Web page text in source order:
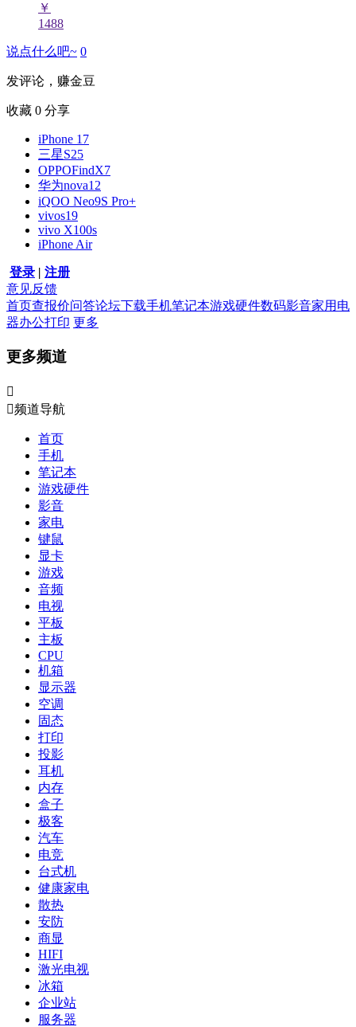
￥
1488
说点什么吧~ 0
发评论，赚金豆
收藏 0 分享
iPhone 17
三星S25
OPPOFindX7
华为nova12
iQOO Neo9S Pro+
vivos19
vivo X100s
iPhone Air
登录 | 注册
意见反馈
首页查报价问答论坛下载手机笔记本游戏硬件数码影音家用电
器办公打印 更多
更多频道

频道导航
首页
手机
笔记本
游戏硬件
影音
家电
键鼠
显卡
游戏
音频
电视
平板
主板
CPU
机箱
显示器
空调
固态
打印
投影
耳机
内存
盒子
极客
汽车
电竞
台式机
健康家电
散热
安防
商显
HIFI
激光电视
冰箱
企业站
服务器